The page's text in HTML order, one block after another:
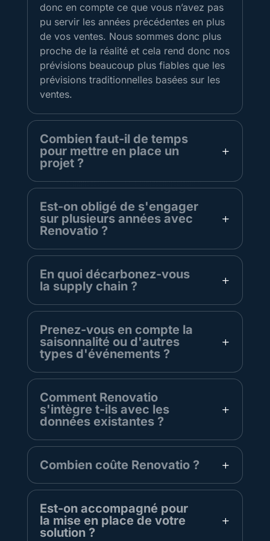
donc en compte ce que vous n’avez pas
pu servir les années précédentes en plus
de vos ventes. Nous sommes donc plus
proche de la réalité et cela rend donc nos
prévisions beaucoup plus fiables que les
prévisions traditionnelles basées sur les
ventes.
Combien faut-il de temps
pour mettre en place un
projet ?
Est-on obligé de s'engager
sur plusieurs années avec
Renovatio ?
En quoi décarbonez-vous
la supply chain ?
Prenez-vous en compte la
saisonnalité ou d'autres
types d'événements ?
Comment Renovatio
s'intègre t-ils avec les
données existantes ?
Combien coûte Renovatio ?
Est-on accompagné pour
la mise en place de votre
solution ?